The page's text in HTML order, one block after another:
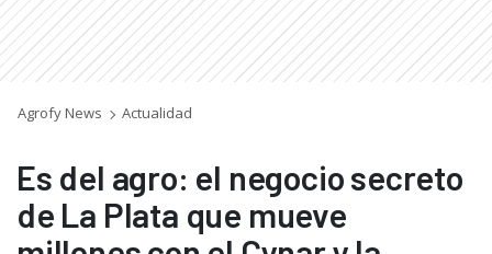
Agrofy News Actualidad
Es del agro: el negocio secreto
de La Plata que mueve